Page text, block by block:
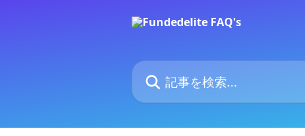
記事を検索...